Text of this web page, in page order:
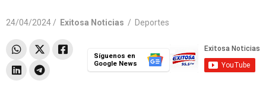
24/04/2024 / Exitosa Noticias / Deportes
Síguenos en
Google News